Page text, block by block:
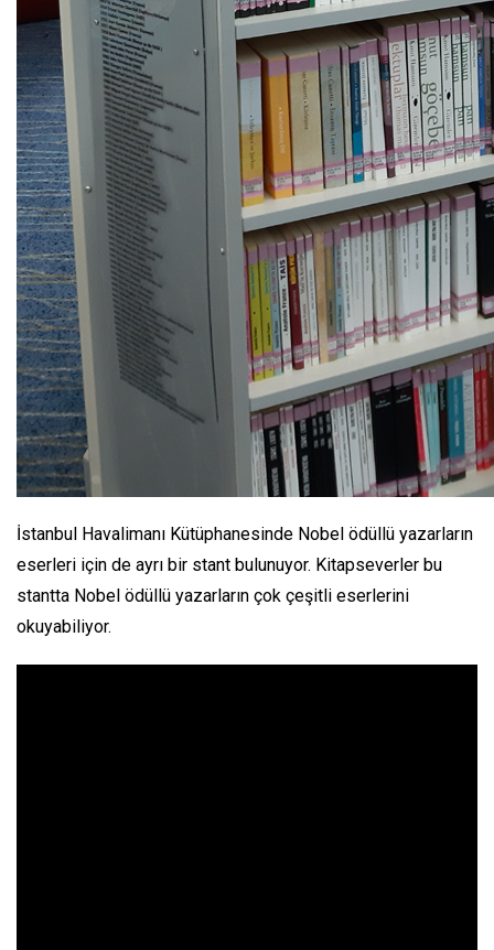
İstanbul Havalimanı Kütüphanesinde Nobel ödüllü yazarların
eserleri için de ayrı bir stant bulunuyor. Kitapseverler bu
stantta Nobel ödüllü yazarların çok çeşitli eserlerini
okuyabiliyor.